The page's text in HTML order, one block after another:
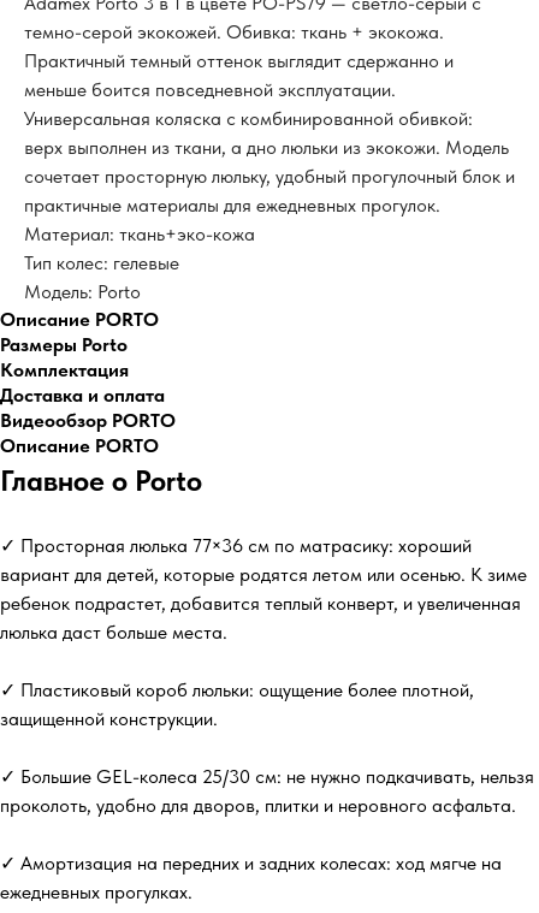
темно-серой экокожей. Обивка: ткань + экокожа.
Практичный темный оттенок выглядит сдержанно и
меньше боится повседневной эксплуатации.
Универсальная коляска с комбинированной обивкой:
верх выполнен из ткани, а дно люльки из экокожи. Модель
сочетает просторную люльку, удобный прогулочный блок и
практичные материалы для ежедневных прогулок.
Материал: ткань+эко-кожа
Тип колес: гелевые
Модель: Porto
Описание PORTO
Размеры Porto
Комплектация
Доставка и оплата
Видеообзор PORTO
Описание PORTO
Главное о Porto
✓ Просторная люлька 77×36 см по матрасику: хороший
вариант для детей, которые родятся летом или осенью. К зиме
ребенок подрастет, добавится теплый конверт, и увеличенная
люлька даст больше места.
✓ Пластиковый короб люльки: ощущение более плотной,
защищенной конструкции.
✓ Большие GEL-колеса 25/30 см: не нужно подкачивать, нельзя
проколоть, удобно для дворов, плитки и неровного асфальта.
✓ Амортизация на передних и задних колесах: ход мягче на
ежедневных прогулках.